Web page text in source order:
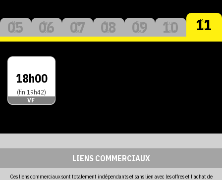
Mer
05
Aout
Jeu
06
Aout
Ven
07
Aout
Sam
08
Aout
Dim
09
Aout
Lun
10
Aout
Mar
11
Aout
18h00
(fin 19h42)
VF
LIENS COMMERCIAUX
Ces liens commerciaux sont totalement indépendants et sans lien avec les offres et l'achat de